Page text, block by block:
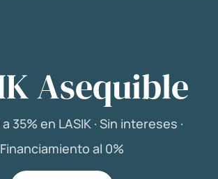
Asequible
35% en LASIK · Sin intereses ·
Financiamiento al 0%